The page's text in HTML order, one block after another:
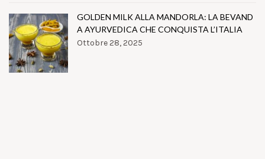
GOLDEN MILK ALLA MANDORLA: LA BEVAND
A AYURVEDICA CHE CONQUISTA L’ITALIA
Ottobre 28, 2025